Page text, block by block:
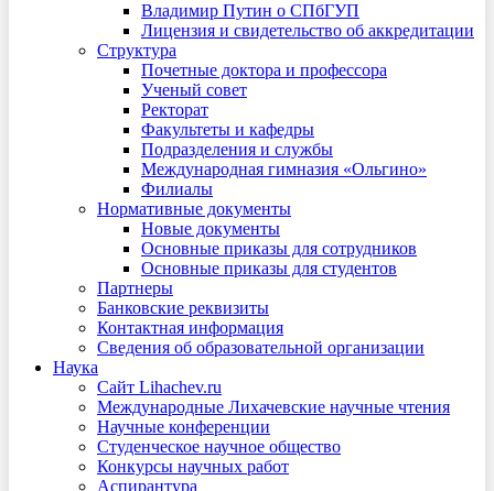
Владимир Путин о СПбГУП
Лицензия и свидетельство об аккредитации
Структура
Почетные доктора и профессора
Ученый совет
Ректорат
Факультеты и кафедры
Подразделения и службы
Международная гимназия «Ольгино»
Филиалы
Нормативные документы
Новые документы
Основные приказы для сотрудников
Основные приказы для студентов
Партнеры
Банковские реквизиты
Контактная информация
Сведения об образовательной организации
Наука
Сайт Lihachev.ru
Международные Лихачевские научные чтения
Научные конференции
Студенческое научное общество
Конкурсы научных работ
Аспирантура